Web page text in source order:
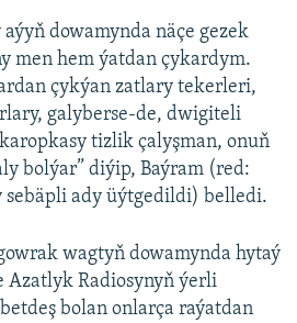
dowamynda näçe gezek
men hem ýatdan çykardym.
çykýan zatlary tekerleri,
galyberse-de, dwigiteli
tizlik çalyşman, onuň
bolýar” diýip, Baýram (red:
sebäpli ady üýtgedildi) belledi.
wagtyň dowamynda hytaý
Azatlyk Radiosynyň ýerli
bolan onlarça raýatdan